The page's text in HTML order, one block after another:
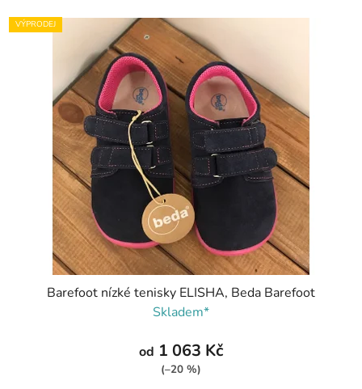
VÝPRODEJ
Barefoot nízké tenisky ELISHA, Beda Barefoot
Skladem*
od 1 063 Kč
(–20 %)